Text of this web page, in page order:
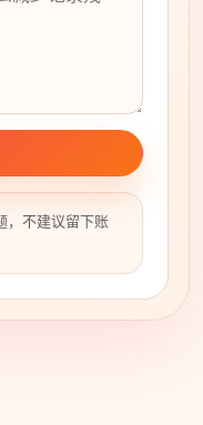
，不建议留下账